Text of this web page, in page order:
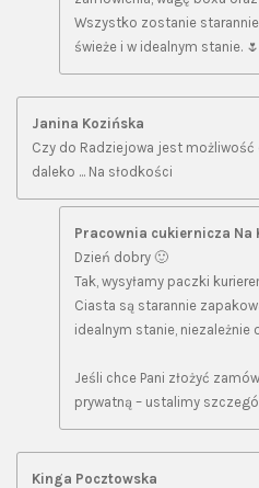
Wszystko zostanie
świeże i w idealnym stanie. 🌷
Janina Kozińska
Czy do Radziejowa jest możliwość
daleko ... Na słodkości
Pracownia cukiernicza Na
Dzień dobry 🙂
Tak, wysyłamy paczki
Ciasta są starannie
idealnym stanie, niezależnie
Jeśli chce Pani złożyć
prywatną – ustalimy
Kinga Pocztowska